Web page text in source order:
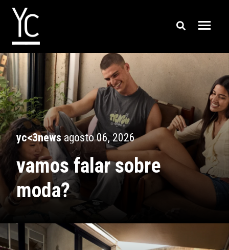
yc<3newsagosto 06, 2026
vamos falar sobre
moda?